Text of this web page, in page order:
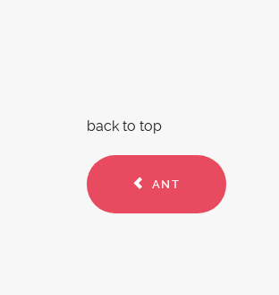
back to top
ANT